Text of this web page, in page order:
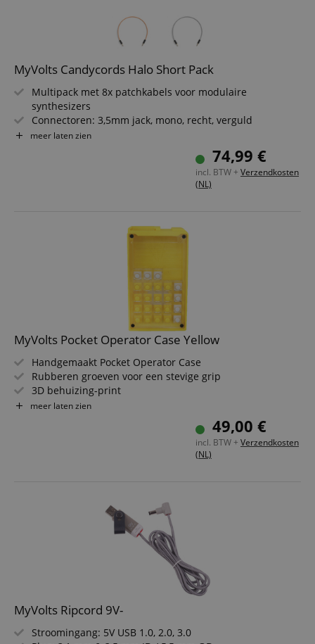
MyVolts Candycords Halo Short Pack
Multipack met 8x patchkabels voor modulaire
synthesizers
Connectoren: 3,5mm jack, mono, recht, verguld
Tweekleurige LED: -Rood, +Blauw of Groen
Kabellengte/kleur: 2x15cm Roze, 2x15cm Groen, 2x30cm
meer laten zien
74,99 €
incl. BTW + Verzendkosten
(NL)
MyVolts Pocket Operator Case Yellow
Handgemaakt Pocket Operator Case
Rubberen groeven voor een stevige grip
3D behuizing-print
Toetsenbord van drie lagen laser-gesneden acryl
Optioneel: reVolt-systeem: stroomvoorziening voor tot 8
meer laten zien
49,00 €
incl. BTW + Verzendkosten
(NL)
MyVolts Ripcord 9V-
Stroomingang: 5V USB 1.0, 2.0, 3.0